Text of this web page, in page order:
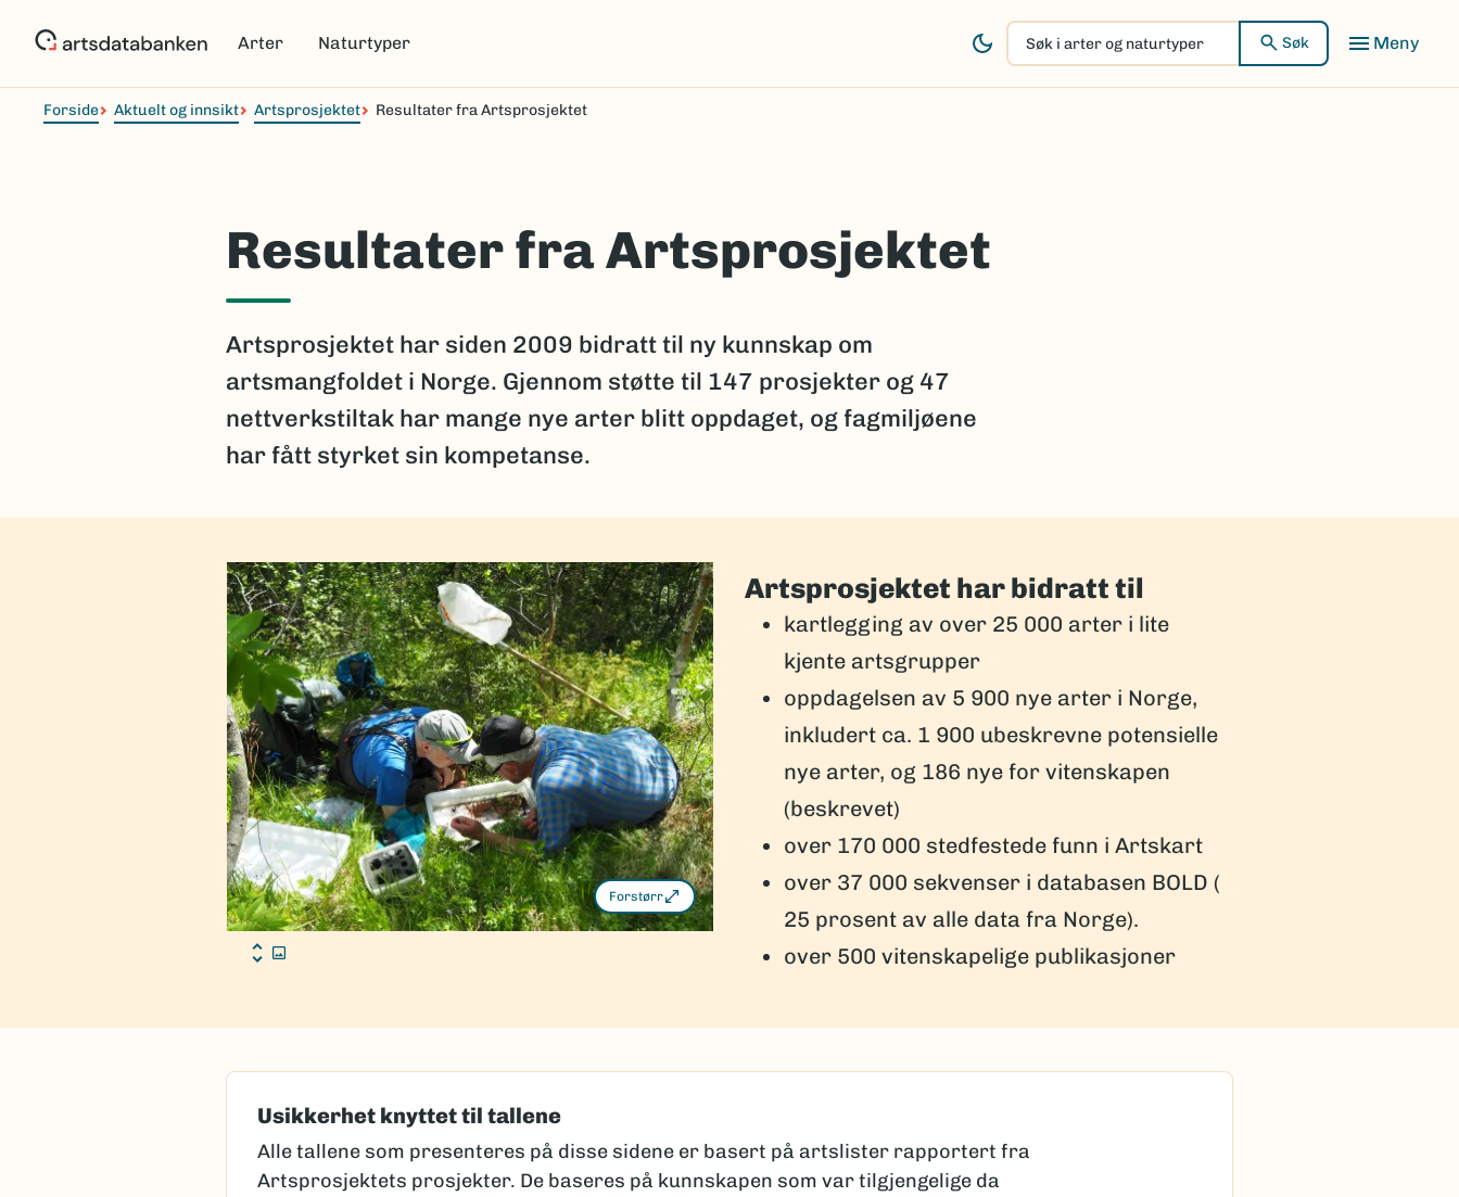
Arter Naturtyper
Søk
i
arter
Søk
Forside Aktuelt og innsikt Artsprosjektet Resultater fra Artsprosjektet
Resultater fra Artsprosjektet
Artsprosjektet har siden 2009 bidratt til ny kunnskap om
artsmangfoldet i Norge. Gjennom støtte til 147 prosjekter og 47
nettverkstiltak har mange nye arter blitt oppdaget, og fagmiljøene
har fått styrket sin kompetanse.
Forstørr
Artsprosjektet har bidratt til
kartlegging av over 25 000 arter i lite
kjente artsgrupper
oppdagelsen av 5 900 nye arter i Norge,
inkludert ca. 1 900 ubeskrevne potensielle
nye arter, og 186 nye for vitenskapen
(beskrevet)
over 170 000 stedfestede funn i Artskart
over 37 000 sekvenser i databasen BOLD (
25 prosent av alle data fra Norge).
over 500 vitenskapelige publikasjoner
Usikkerhet knyttet til tallene
Alle tallene som presenteres på disse sidene er basert på artslister rapportert fra
Artsprosjektets prosjekter. De baseres på kunnskapen som var tilgjengelige da